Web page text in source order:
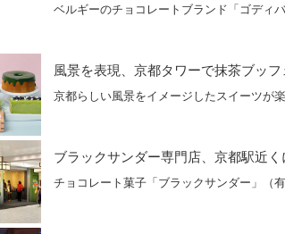
ベルギーのチョコレートブランド「ゴディ
風景を表現、京都タワーで抹茶ブッフ
京都らしい風景をイメージしたスイーツが
ブラックサンダー専門店、京都駅近く
チョコレート菓子「ブラックサンダー」（